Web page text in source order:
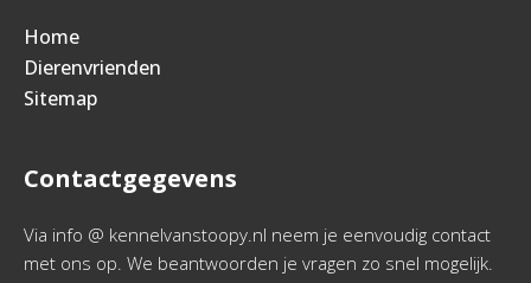
Home
Dierenvrienden
Sitemap
Contactgegevens
Via info @ kennelvanstoopy.nl neem je eenvoudig contact
met ons op. We beantwoorden je vragen zo snel mogelijk.